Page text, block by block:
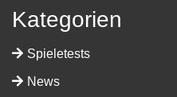
Kategorien
Spieletests
News